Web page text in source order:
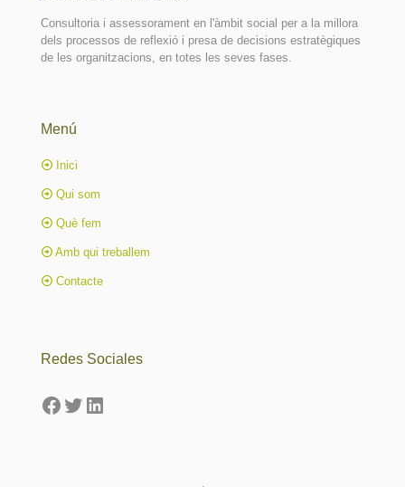
Consultoria i assessorament en l'àmbit social per a la millora
dels processos de reflexió i presa de decisions estratègiques
de les organitzacions, en totes les seves fases.
Menú
Inici
Qui som
Què fem
Amb qui treballem
Contacte
Redes Sociales
Facebook
Twitter
LinkedIn